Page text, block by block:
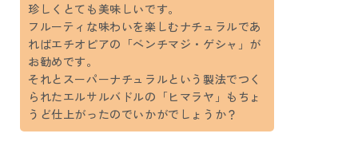
珍しくとても美味しいです。
フルーティな味わいを楽しむナチュラルであ
ればエチオピアの「ベンチマジ・ゲシャ」が
お勧めです。
それとスーパーナチュラルという製法でつく
られたエルサルバドルの「ヒマラヤ」もちょ
うど仕上がったのでいかがでしょうか？